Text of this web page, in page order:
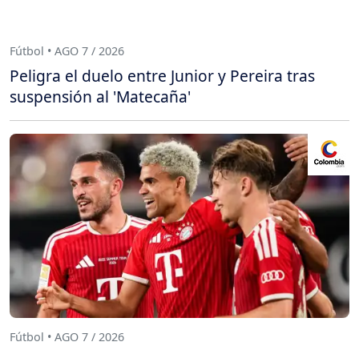
Fútbol • AGO 7 / 2026
Peligra el duelo entre Junior y Pereira tras
suspensión al 'Matecaña'
Fútbol • AGO 7 / 2026